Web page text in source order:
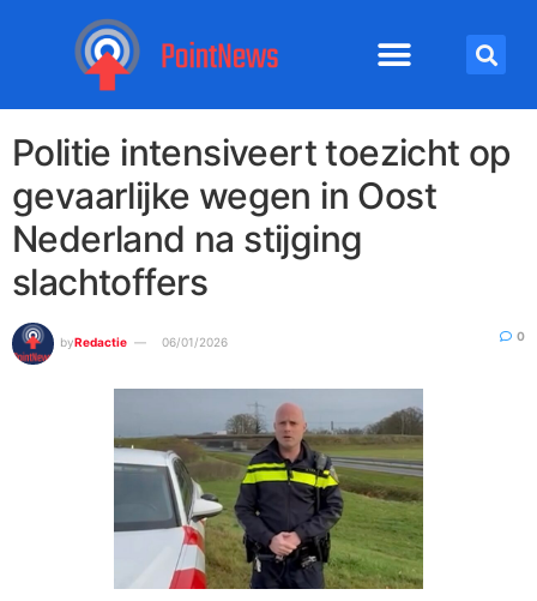
Politie intensiveert toezicht op
gevaarlijke wegen in Oost
Nederland na stijging
slachtoffers
byRedactie 06/01/2026 0